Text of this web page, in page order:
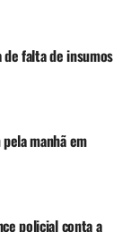
falta de insumos
manhã em
policial conta a